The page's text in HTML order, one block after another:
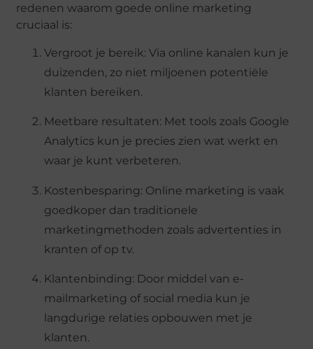
redenen waarom goede online marketing
cruciaal is:
Vergroot je bereik: Via online kanalen kun je
duizenden, zo niet miljoenen potentiële
klanten bereiken.
Meetbare resultaten: Met tools zoals Google
Analytics kun je precies zien wat werkt en
waar je kunt verbeteren.
Kostenbesparing: Online marketing is vaak
goedkoper dan traditionele
marketingmethoden zoals advertenties in
kranten of op tv.
Klantenbinding: Door middel van e-
mailmarketing of social media kun je
langdurige relaties opbouwen met je
klanten.